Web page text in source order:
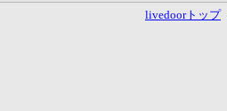
livedoorトップ